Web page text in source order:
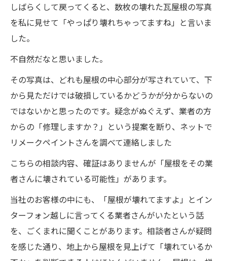
しばらくして戻ってくると、数枚の壊れた瓦屋根の写真
を私に見せて「やっぱり壊れちゃってますね」と言いま
した。
不自然だなと思いました。
その写真は、どれも屋根の中心部分が写されていて、下
から見ただけでは破損しているかどうかが分からないの
ではないかと思ったのです。疑念がぬぐえず、業者の方
からの「修理しますか？」という提案を断り、ネットで
リメークペイントさんを調べて連絡しました
こちらの相談内容、確証はありませんが「屋根をその業
者さんに壊されている可能性」があります。
当社のお客様の中にも、「屋根が壊れてますよ」とイン
ターフォン越しに言ってくる業者さんがいたという話
を、ごくまれに聞くことがあります。相談者さんが疑問
を感じた通り、地上から屋根を見上げて「壊れているか